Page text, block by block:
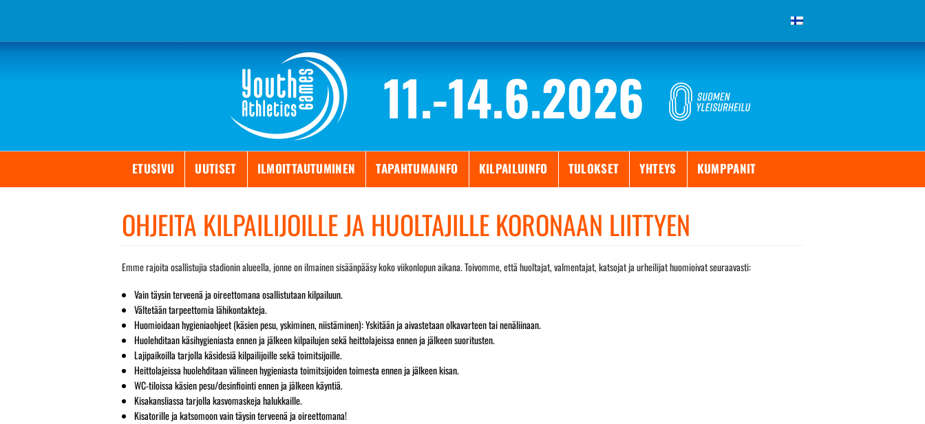
content
11.-14.6.2026
ETUSIVU UUTISET ILMOITTAUTUMINEN TAPAHTUMAINFO KILPAILUINFO TULOKSET YHTEYS KUMPPANIT
OHJEITA KILPAILIJOILLE JA HUOLTAJILLE KORONAAN LIITTYEN
Emme rajoita osallistujia stadionin alueella, jonne on ilmainen sisäänpääsy koko viikonlopun aikana. Toivomme, että huoltajat, valmentajat, katsojat ja urheilijat huomioivat seuraavasti:
Vain täysin terveenä ja oireettomana osallistutaan kilpailuun.
Vältetään tarpeettomia lähikontakteja.
Huomioidaan hygieniaohjeet (käsien pesu, yskiminen, niistäminen): Yskitään ja aivastetaan olkavarteen tai nenäliinaan.
Huolehditaan käsihygieniasta ennen ja jälkeen kilpailujen sekä heittolajeissa ennen ja jälkeen suoritusten.
Lajipaikoilla tarjolla käsidesiä kilpailijoille sekä toimitsijoille.
Heittolajeissa huolehditaan välineen hygieniasta toimitsijoiden toimesta ennen ja jälkeen kisan.
WC-tiloissa käsien pesu/desinfiointi ennen ja jälkeen käyntiä.
Kisakansliassa tarjolla kasvomaskeja halukkaille.
Kisatorille ja katsomoon vain täysin terveenä ja oireettomana!